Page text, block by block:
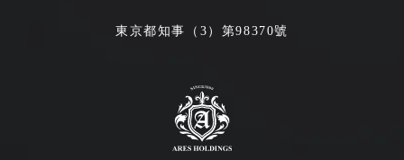
東京都知事（3）第98370號